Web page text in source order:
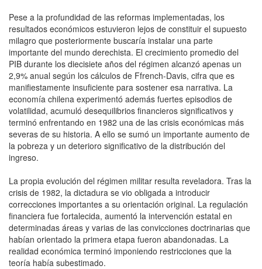
Pese a la profundidad de las reformas implementadas, los
resultados económicos estuvieron lejos de constituir el supuesto
milagro que posteriormente buscaría instalar una parte
importante del mundo derechista. El crecimiento promedio del
PIB durante los diecisiete años del régimen alcanzó apenas un
2,9% anual según los cálculos de Ffrench-Davis, cifra que es
manifiestamente insuficiente para sostener esa narrativa. La
economía chilena experimentó además fuertes episodios de
volatilidad, acumuló desequilibrios financieros significativos y
terminó enfrentando en 1982 una de las crisis económicas más
severas de su historia. A ello se sumó un importante aumento de
la pobreza y un deterioro significativo de la distribución del
ingreso.
La propia evolución del régimen militar resulta reveladora. Tras la
crisis de 1982, la dictadura se vio obligada a introducir
correcciones importantes a su orientación original. La regulación
financiera fue fortalecida, aumentó la intervención estatal en
determinadas áreas y varias de las convicciones doctrinarias que
habían orientado la primera etapa fueron abandonadas. La
realidad económica terminó imponiendo restricciones que la
teoría había subestimado.